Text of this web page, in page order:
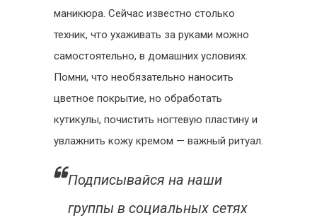
маникюра. Сейчас известно столько
техник, что ухаживать за руками можно
самостоятельно, в домашних условиях.
Помни, что необязательно наносить
цветное покрытие, но обработать
кутикулы, почистить ногтевую пластину и
увлажнить кожу кремом — важный ритуал.
Подписывайся на наши
группы в социальных сетях